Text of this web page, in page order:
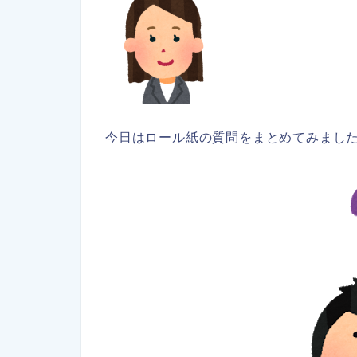
今日はロール紙の質問をまとめてみまし